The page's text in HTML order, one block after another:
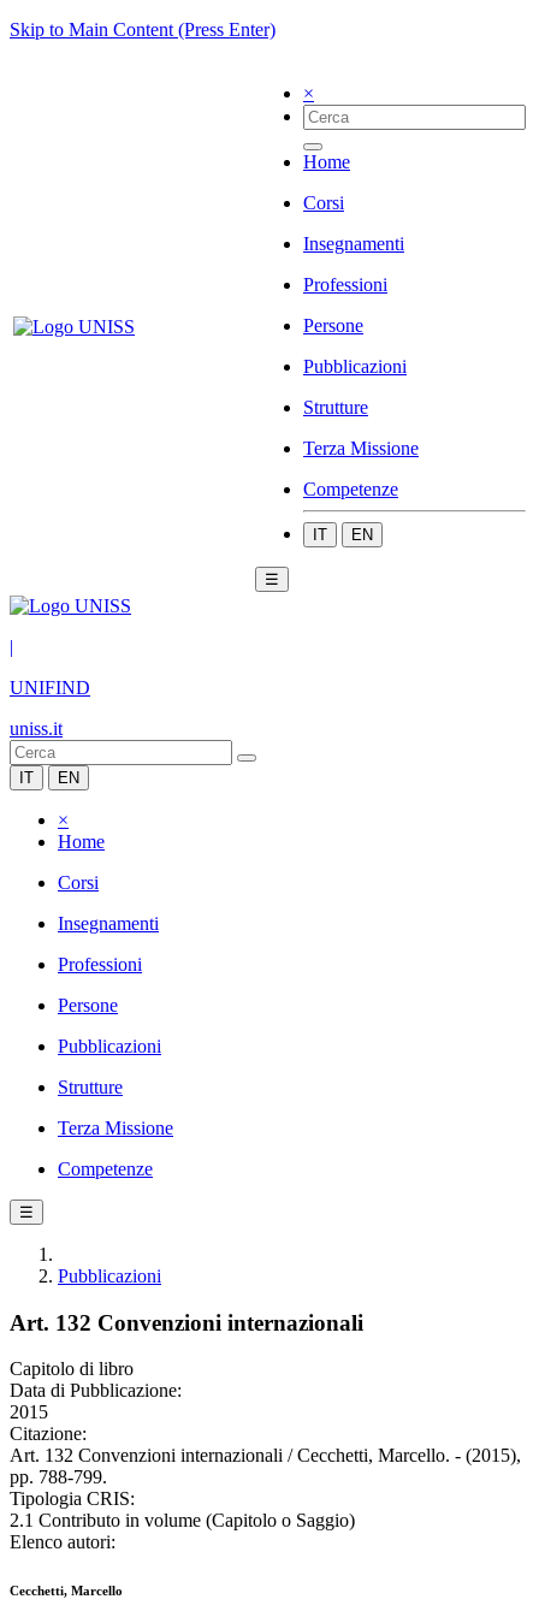
Skip to Main Content (Press Enter)
×
Home
Corsi
Insegnamenti
Professioni
Persone
Pubblicazioni
Strutture
Terza Missione
Competenze
IT EN
☰
|
UNIFIND
uniss.it
IT EN
×
Home
Corsi
Insegnamenti
Professioni
Persone
Pubblicazioni
Strutture
Terza Missione
Competenze
☰
Pubblicazioni
Art. 132 Convenzioni internazionali
Capitolo di libro
Data di Pubblicazione:
2015
Citazione:
Art. 132 Convenzioni internazionali / Cecchetti, Marcello. - (2015),
pp. 788-799.
Tipologia CRIS:
2.1 Contributo in volume (Capitolo o Saggio)
Elenco autori:
Cecchetti, Marcello